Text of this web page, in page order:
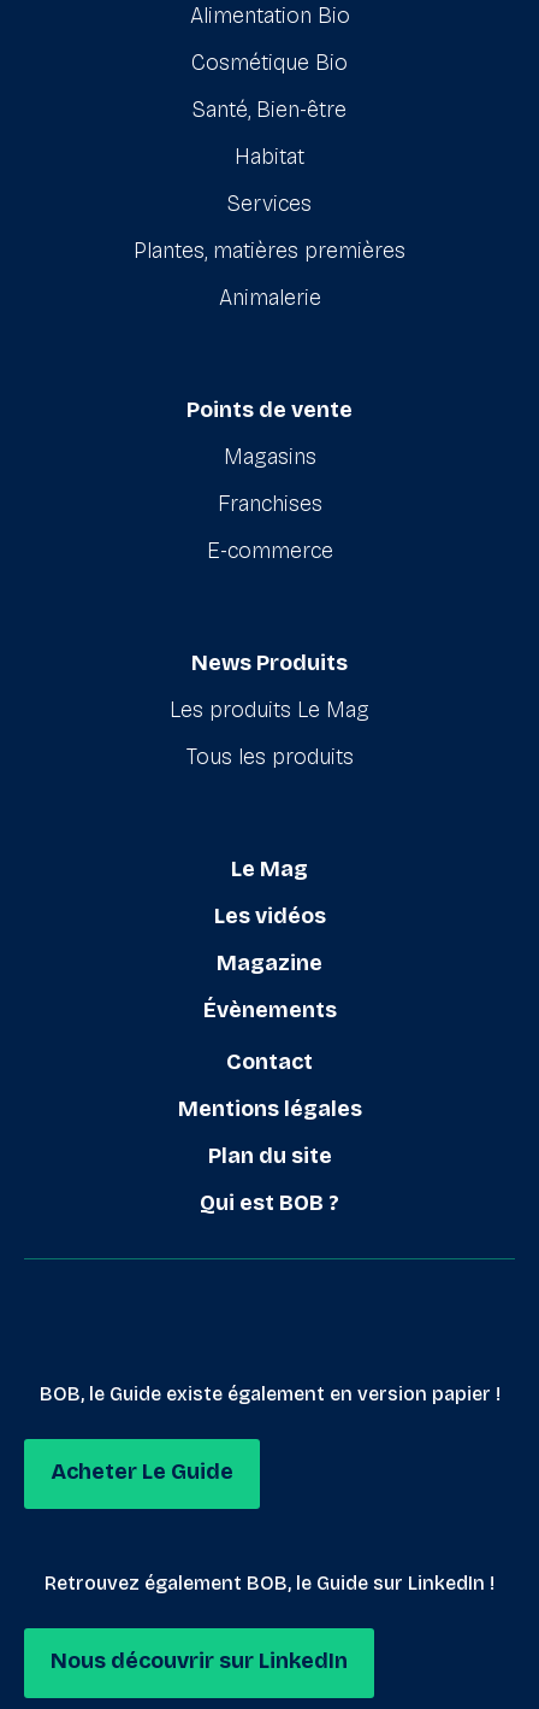
Alimentation Bio
Cosmétique Bio
Santé, Bien-être
Habitat
Services
Plantes, matières premières
Animalerie
Points de vente
Magasins
Franchises
E-commerce
News Produits
Les produits Le Mag
Tous les produits
Le Mag
Les vidéos
Magazine
Évènements
Contact
Mentions légales
Plan du site
Qui est BOB ?
BOB, le Guide existe également en version papier !
Acheter Le Guide
Retrouvez également BOB, le Guide sur LinkedIn !
Nous découvrir sur LinkedIn